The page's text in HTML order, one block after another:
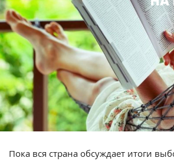
Пока вся страна обсуждает итоги